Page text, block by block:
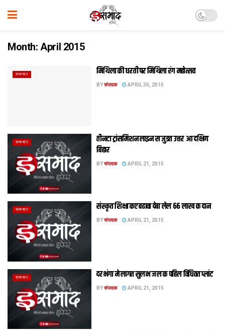
Month:April 2015
समाचार मिथि‍ला की धरती पर मिथि‍ला रंग महोत्सव
BYसंपादक APRIL 30, 2015
समाचार
तीनटा ट्रांसमिशन लाइन स जुडत उत्तर आ दक्षिण
बिहार
BYसंपादक APRIL 21, 2015
समाचार संस्कृत शिक्षा कए बढावा देबा लेल 66 लाख क दान
BYसंपादक APRIL 21, 2015
समाचार दरभंगा मे लागत सुलभ जल क पहिल विधिवत प्लांट
BYसंपादक APRIL 21, 2015